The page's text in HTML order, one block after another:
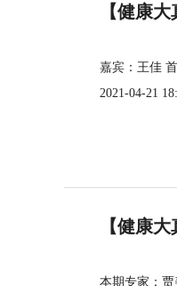
【健康
嘉宾：王佳
2021-04-21
【健康
本期专家：